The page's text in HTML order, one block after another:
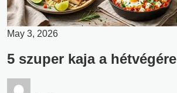
May 3, 2026
5 szuper kaja a hétvégére